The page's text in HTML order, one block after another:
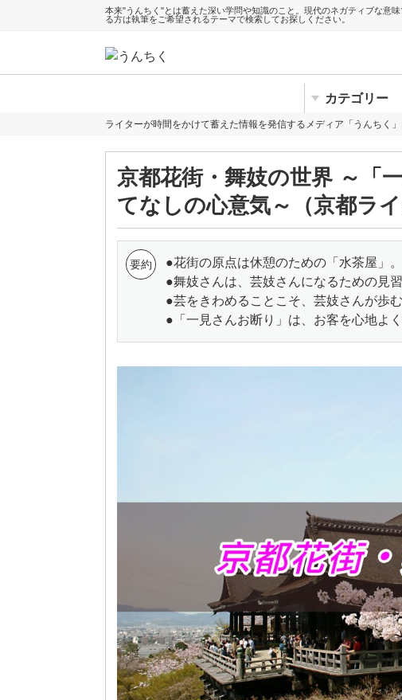
本来"うんちく"とは蓄えた深い学問や知識のこと。現代のネガティブな意
る方は執筆をご希望されるテーマで検索してお探しください。
カテゴリー
ライターが時間をかけて蓄えた情報を発信するメディア「うんちく」
京都花街・舞妓の世界 ～「
てなしの心意気～（京都ライ
●花街の原点は休憩のための「水茶屋」。
●舞妓さんは、芸妓さんになるための見習
●芸をきわめることこそ、芸妓さんが歩む
●「一見さんお断り」は、お客を心地よ